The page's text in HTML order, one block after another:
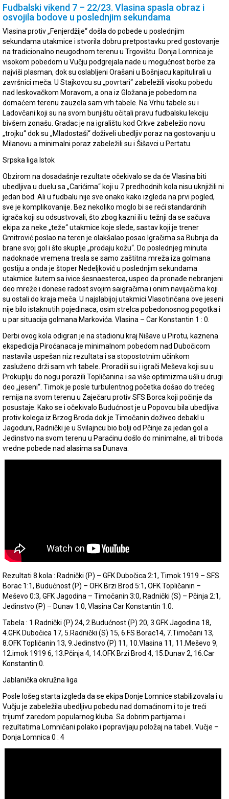
Fudbalski vikend 7 – 22/23. Vlasina spasla obraz i
osvojila bodove u poslednjim sekundama
Vlasina protiv „Fenjerdžije“ došla do pobede u poslednjim
sekundama utakmice i stvorila dobru pretpostavku pred gostovanje
na tradicionalno neugodnom terenu u Trgovištu. Donja Lomnica je
visokom pobedom u Vučju podgrejala nade u mogućnost borbe za
najviši plasman, dok su oslabljeni Orašani u Bošnjacu kapitulirali u
završnici meča. U Stajkovcu su „povrtari“ zabeležili visoku pobedu
nad leskovačkom Moravom, a ona iz Gložana je pobedom na
domaćem terenu zauzela sam vrh tabele. Na Vrhu tabele su i
Ladovčani koji su na svom bunjištu očitali pravu fudbalsku lekciju
bivšem zonašu. Gradac je na igralištu kod Crkve zabeležio novu
„trojku“ dok su „Mladostaši“ doživeli ubedljiv poraz na gostovanju u
Milanovu a minimalni poraz zabeležili su i Šišavci u Pertatu.
Srpska liga Istok
Obzirom na dosadašnje rezultate očekivalo se da će Vlasina biti
ubedljiva u duelu sa „Carićima“ koji u 7 predhodnih kola nisu uknjižili ni
jedan bod. Ali u fudbalu nije sve onako kako izgleda na prvi pogled,
sve je komplikovanije. Bez nekoliko moglo bi se reći standardnih
igrača koji su odsustvovali, što zbog kazni ili u težnji da se sačuva
ekipa za neke „teže“ utakmice koje slede, sastav koji je trener
Gmitrović poslao na teren je olakšalao posao Igračima sa Bubnja da
brane svoj gol i što skuplje „prodaju kožu“. Do poslednjeg minuta
nadoknade vremena tresla se samo zaštitna mreža iza golmana
gostiju a onda je štoper Nedeljković u poslednjim sekundama
utakmice šutem sa ivice šesnaesterca, uspeo da pronađe nebranjeni
deo mreže i donese radost svojim saigračima i onim navijačima koji
su ostali do kraja meča. U najslabijoj utakmici Vlasotinčana ove jeseni
nije bilo istaknutih pojedinaca, osim strelca pobedonosnog pogotka i
u par situacija golmana Markovića. Vlasina – Car Konstantin 1 : 0.
Derbi ovog kola odigran je na stadionu kraj Nišave u Pirotu, kaznena
ekspedicija Piroćanaca je minimalnom pobedom nad Dubočicom
nastavila uspešan niz rezultata i sa stopostotnim učinkom
zasluženo drži sam vrh tabele. Proradili su i igrači Meševa koji su u
Prokuplju do nogu porazili Topličanina i sa više optimizma ušli u drugi
deo „jeseni“. Timok je posle turbulentnog početka došao do trećeg
remija na svom terenu u Zaječaru protiv SFS Borca koji počinje da
posustaje. Kako se i očekivalo Budućnost je u Popovcu bila ubedljiva
protiv kolega iz Brzog Broda dok je Timočanin doživeo debakl u
Jagoduni, Radnički je u Svilajncu bio bolji od Pčinje za jedan gol a
Jedinstvo na svom terenu u Paraćinu došlo do minimalne, ali tri boda
vredne pobede nad alasima sa Dunava.
Rezultati 8.kola : Radnički (P) – GFK Dubočica 2:1, Timok 1919 – SFS
Borac 1:1, Budućnost (P) – OFK Brzi Brod 5:1, OFK Topličanin –
Meševo 0:3, GFK Jagodina – Timočanin 3:0, Radnički (S) – Pčinja 2:1,
Jedinstvo (P) – Dunav 1:0, Vlasina Car Konstantin 1:0.
Tabela : 1.Radnički (P) 24, 2.Budućnost (P) 20, 3.GFK Jagodina 18,
4.GFK Dubočica 17, 5.Radnički (S) 15, 6.FS Borac14, 7.Timočani 13,
8.OFK Topličanin 13, 9.Jedinstvo (P) 11, 10.Vlasina 11, 11.Meševo 9,
12.imok 1919 6, 13.Pčinja 4, 14.OFK Brzi Brod 4, 15.Dunav 2, 16.Car
Konstantin 0.
Jablanička okružna liga
Posle lošeg starta izgleda da se ekipa Donje Lomnice stabilizovala i u
Vučju je zabeležila ubedljivu pobedu nad domaćinom i to je treći
trijumf zaredom popularnog kluba. Sa dobrim partijama i
rezultatima Lomničani polako i popravljaju položaj na tabeli. Vučje –
Donja Lomnica 0 : 4